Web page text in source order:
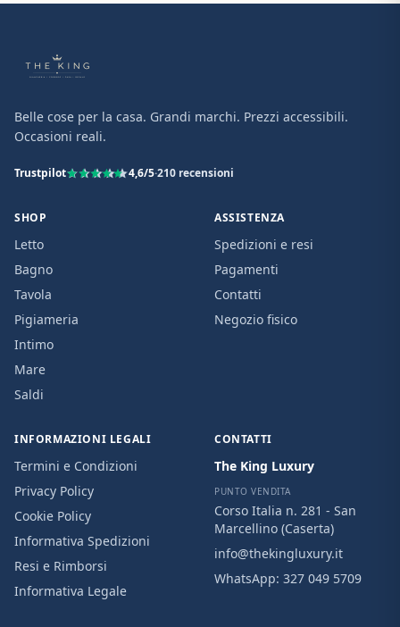
Belle cose per la casa. Grandi marchi. Prezzi accessibili.
Occasioni reali.
Trustpilot 4,6/5·210 recensioni
SHOP
Letto
Bagno
Tavola
Pigiameria
Intimo
Mare
Saldi
ASSISTENZA
Spedizioni e resi
Pagamenti
Contatti
Negozio fisico
INFORMAZIONI LEGALI
Termini e Condizioni
Privacy Policy
Cookie Policy
Informativa Spedizioni
Resi e Rimborsi
Informativa Legale
CONTATTI
The King Luxury
PUNTO VENDITA
Corso Italia n. 281 - San
Marcellino (Caserta)
info@thekingluxury.it
WhatsApp: 327 049 5709